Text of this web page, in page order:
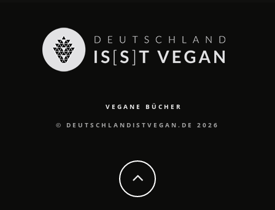
VEGANE BÜCHER
© DEUTSCHLANDISTVEGAN.DE 2026